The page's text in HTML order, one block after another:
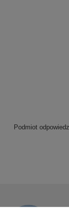
Podmiot